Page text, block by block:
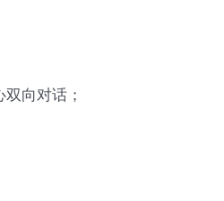
向对话；